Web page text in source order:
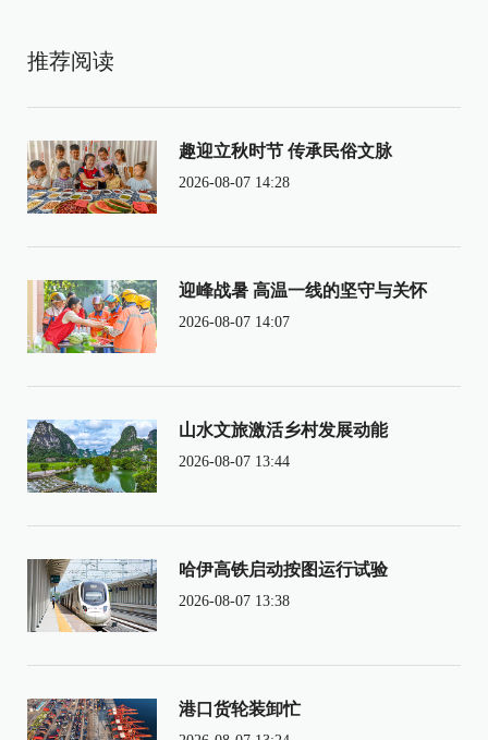
推荐阅读
趣迎立秋时节 传承民俗文脉
2026-08-07 14:28
迎峰战暑 高温一线的坚守与关怀
2026-08-07 14:07
山水文旅激活乡村发展动能
2026-08-07 13:44
哈伊高铁启动按图运行试验
2026-08-07 13:38
港口货轮装卸忙